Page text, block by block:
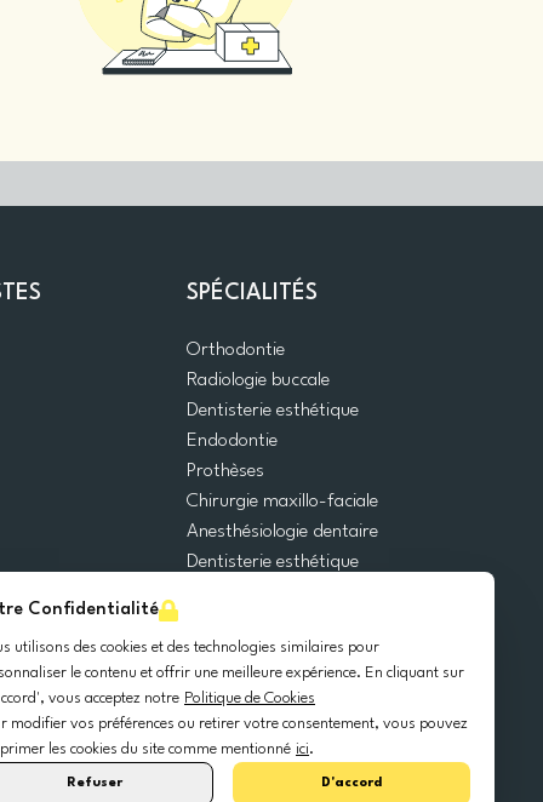
Confidentialité
utilisons des cookies et des technologies similaires pour
le contenu et offrir une meilleure expérience. En cliquant sur
vous acceptez notre Politique de Cookies
modifier vos préférences ou retirer votre consentement, vous pouvez
les cookies du site comme mentionné ici.
Refuser D'accord
SPÉCIALITÉS
Orthodontie
Radiologie buccale
Dentisterie esthétique
Endodontie
Prothèses
Chirurgie maxillo-faciale
Anesthésiologie dentaire
Dentisterie esthétique
Odontopédiatrie
Chirurgie orale
Implantologie dentaire
Parodontie